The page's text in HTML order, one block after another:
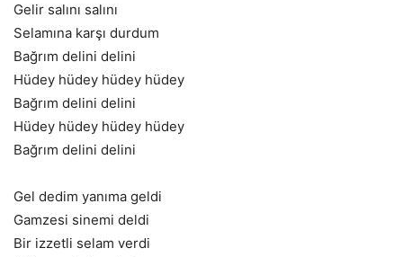
Gelir salını salını
Selamına karşı durdum
Bağrım delini delini
Hüdey hüdey hüdey hüdey
Bağrım delini delini
Hüdey hüdey hüdey hüdey
Bağrım delini delini
Gel dedim yanıma geldi
Gamzesi sinemi deldi
Bir izzetli selam verdi